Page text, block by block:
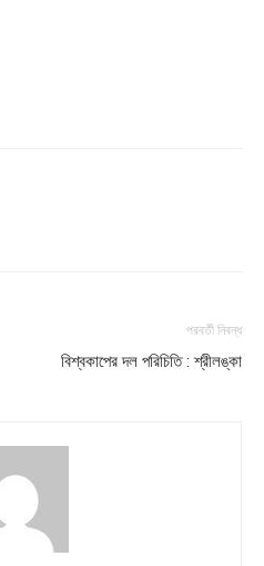
পরবর্তী নিবন্ধ
বিশ্বকাপের দল পরিচিতি : শ্রীলঙ্কা